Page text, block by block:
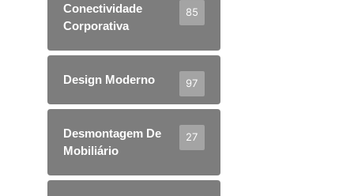
Conectividade
Corporativa
85
Design Moderno 97
Desmontagem De
Mobiliário
27